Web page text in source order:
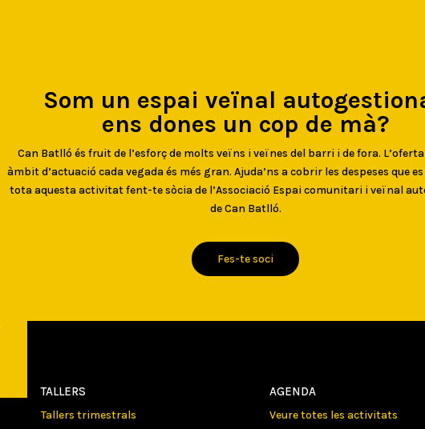
Som un espai veïnal
ens dones un cop de mà?
Can Batlló és fruit de l’esforç de molts veïns i veïnes del barri i de fora.
àmbit d’actuació cada vegada és més gran. Ajuda’ns a cobrir les despeses que
tota aquesta activitat fent-te sòcia de l’Associació Espai comunitari i veïnal
de Can Batlló.
Fes-te soci
TALLERS
Tallers trimestrals
AGENDA
Veure totes les activitats